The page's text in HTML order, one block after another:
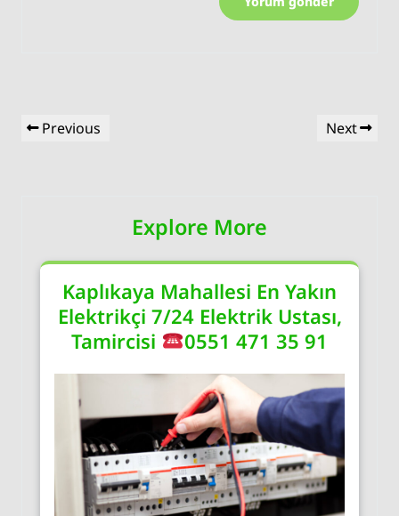
Yazı
gezinmesi
Previous
Previous
Next
Next
Explore More
Kaplıkaya Mahallesi En Yakın
Elektrikçi 7/24 Elektrik Ustası,
Tamircisi
0551 471 35 91